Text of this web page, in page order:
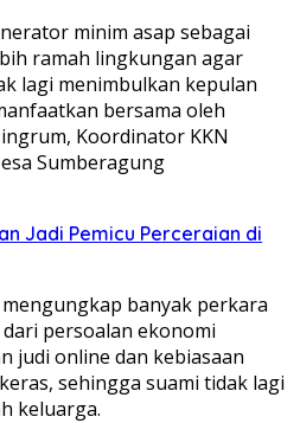
minim asap sebagai
ramah lingkungan agar
lagi menimbulkan kepulan
bersama oleh
Koordinator KKN
Sumberagung
Jadi Pemicu Perceraian di
banyak perkara
persoalan ekonomi
judi online dan kebiasaan
sehingga suami tidak lagi
keluarga.